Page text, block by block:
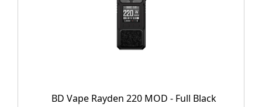
BD Vape Rayden 220 MOD - Full Black